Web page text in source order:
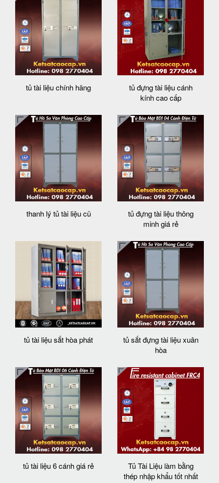
tủ tài liệu chính hãng
tủ đựng tài liệu cánh
kính cao cấp
thanh lý tủ tài liệu cũ
tủ đựng tài liệu thông
minh giá rẻ
tủ tài liệu sắt hòa phát
tủ sắt đựng tài liệu xuân
hòa
tủ tài liệu 6 cánh giá rẻ
Tủ Tài Liệu làm bằng
thép nhập khẩu tốt nhất